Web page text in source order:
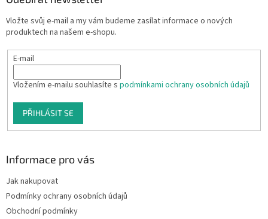
Vložte svůj e-mail a my vám budeme zasílat informace o nových
produktech na našem e-shopu.
E-mail
Vložením e-mailu souhlasíte s podmínkami ochrany osobních údajů
PŘIHLÁSIT SE
Informace pro vás
Jak nakupovat
Podmínky ochrany osobních údajů
Obchodní podmínky